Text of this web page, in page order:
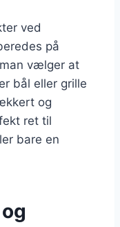
ved
på
vælger at
bål eller grille
og
ret til
bare en